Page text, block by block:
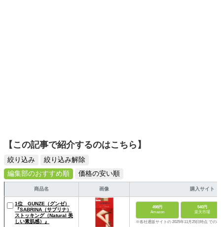
【この記事で紹介するのはこちら】
絞り込み
絞り込み解除
編集部のおすすめ順
価格の安い順
商品名 画像 購入サイト
1位 GUNZE（グンゼ）
『SABRINA（サブリナ）
ストッキング（Natural 美
しい素肌感）』
498円
Amazon
540円
楽天市場
※各社通販サイトの 2025年11月25日時点 での